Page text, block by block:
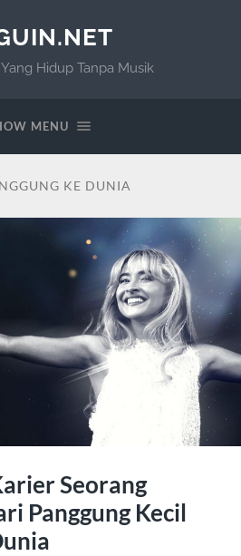
Hidup Tanpa Musik
MENU
KE DUNIA
Seorang
Panggung Kecil